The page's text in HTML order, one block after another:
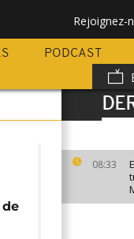
Rejoignez-
PODCAST
08:33
de